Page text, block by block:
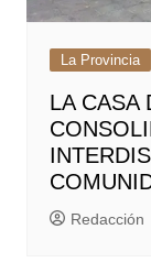
La Provincia
LA CASA
Redacción